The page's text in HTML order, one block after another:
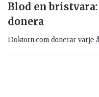
Blod en
donera
Doktorn.com donerar varje